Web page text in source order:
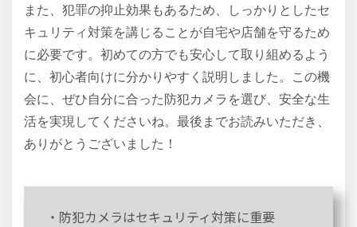
また、犯罪の抑止効果もあるため、しっかりとしたセ
キュリティ対策を講じることが自宅や店舗を守るため
に必要です。初めての方でも安心して取り組めるよう
に、初心者向けに分かりやすく説明しました。この機
会に、ぜひ自分に合った防犯カメラを選び、安全な生
活を実現してくださいね。最後までお読みいただき、
ありがとうございました！
・防犯カメラはセキュリティ対策に重要